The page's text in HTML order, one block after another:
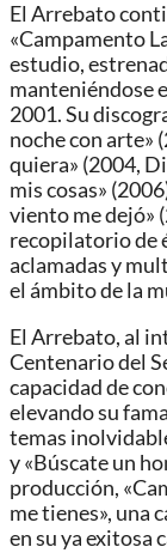
El Arrebato
«Campamento
estudio,
manteniéndose
2001. Su
noche con arte»
quiera» (2004,
mis cosas»
viento me dejó»
recopilatorio de
aclamadas y
el ámbito de la
El Arrebato, al
Centenario del
capacidad de
elevando su
temas
y «Búscate un
producción,
me tienes», una
en su ya exitosa